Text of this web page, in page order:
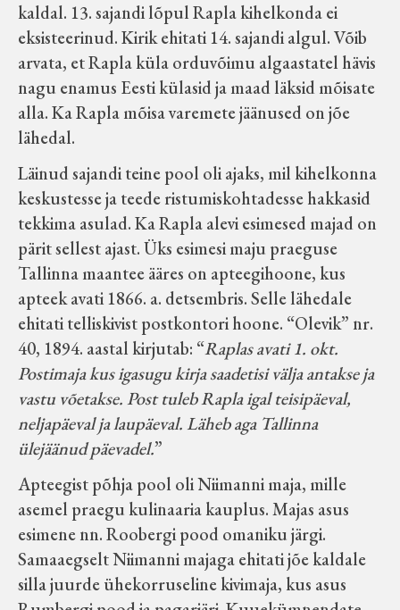
Õpperada
Muud koduloolist Velise mailt
Märjamaa ümbruse valdade
elanike nimekirjad seisuga
15.12.1938
Velise kultuuri ja hariduse selts
Virtuaalnäitused
Otsi
Tagasiside
kaldal. 13. sajandi lõpul Rapla kihelkonda ei
eksisteerinud. Kirik ehitati 14. sajandi algul. Võib
arvata, et Rapla küla orduvõimu algaastatel hävis
nagu enamus Eesti külasid ja maad läksid mõisate
alla. Ka Rapla mõisa varemete jäänused on jõe
lähedal.
Läinud sajandi teine pool oli ajaks, mil kihelkonna
keskustesse ja teede ristumiskohtadesse hakkasid
tekkima asulad. Ka Rapla alevi esimesed majad on
pärit sellest ajast. Üks esimesi maju praeguse
Tallinna maantee ääres on apteegihoone, kus
apteek avati 1866. a. detsembris. Selle lähedale
ehitati telliskivist postkontori hoone. “Olevik” nr.
40, 1894. aastal kirjutab: “Raplas avati 1. okt.
Postimaja kus igasugu kirja saadetisi välja antakse ja
vastu võetakse. Post tuleb Rapla igal teisipäeval,
neljapäeval ja laupäeval. Läheb aga Tallinna
ülejäänud päevadel.”
Apteegist põhja pool oli Niimanni maja, mille
asemel praegu kulinaaria kauplus. Majas asus
esimene nn. Roobergi pood omaniku järgi.
Samaaegselt Niimanni majaga ehitati jõe kaldale
silla juurde ühekorruseline kivimaja, kus asus